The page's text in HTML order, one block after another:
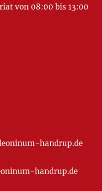
von 08:00 bis 13:00
handrup.de
handrup.de